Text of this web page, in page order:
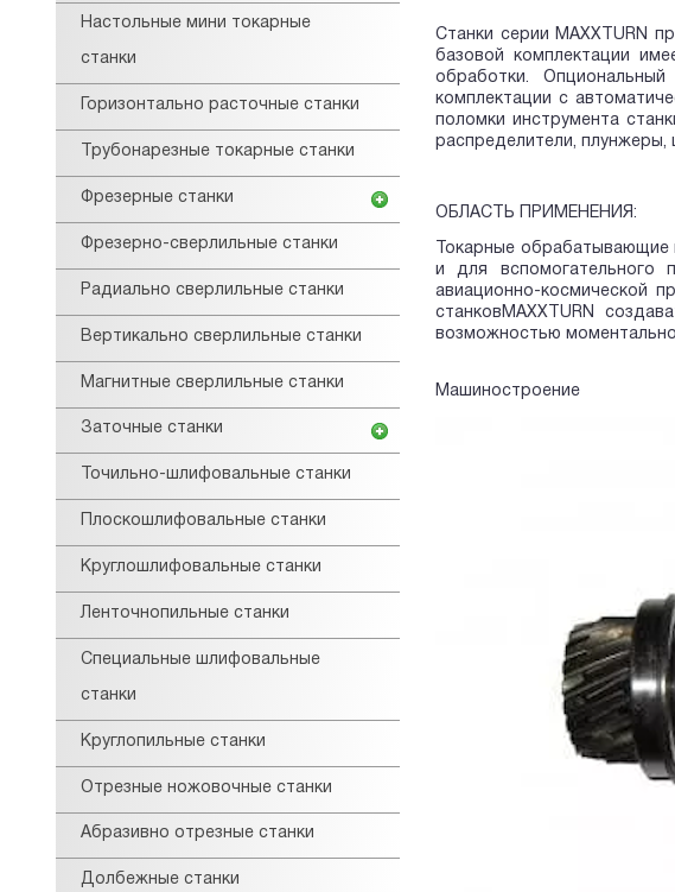
Настольные мини токарные
станки
Горизонтально расточные станки
Трубонарезные токарные станки
Фрезерные станки
Фрезерно-сверлильные станки
Радиально сверлильные станки
Вертикально сверлильные станки
Магнитные сверлильные станки
Заточные станки
Точильно-шлифовальные станки
Плоскошлифовальные станки
Круглошлифовальные станки
Ленточнопильные станки
Специальные шлифовальные
станки
Круглопильные станки
Отрезные ножовочные станки
Абразивно отрезные станки
Долбежные станки
Станки серии MAXXTURN
базовой комплектации
обработки.
комплектации с
поломки инструмента
распределители, плунжеры,
ОБЛАСТЬ ПРИМЕНЕНИЯ:
Токарные обрабатывающие
и для вспомогательного
авиационно-космической
станковMAXXTURN
возможностью
Машиностроение